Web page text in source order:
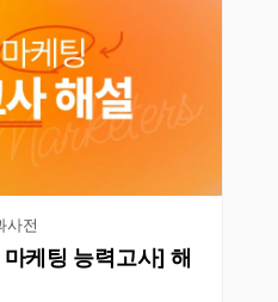
사전
케팅 능력고사] 해